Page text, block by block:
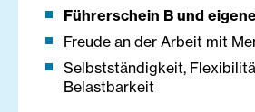
Führerschein B und
Freude an der Arbeit mit
Selbstständigkeit,
Belastbarkeit